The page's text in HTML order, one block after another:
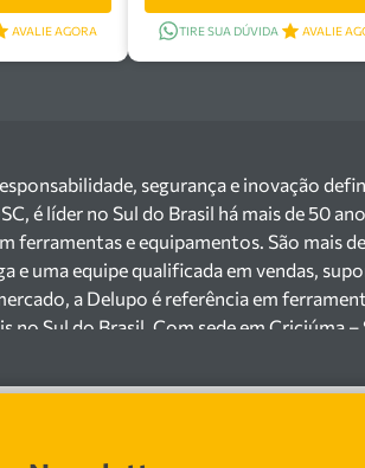
AVALIE AGORA TIRE SUA DÚVIDA AVALIE
segurança e inovação
é líder no Sul do Brasil há mais de 50
ferramentas e equipamentos. São mais
e uma equipe qualificada em vendas,
a Delupo é referência em
no Sul do Brasil. Com sede em Criciúma –
200 fornecedores parceiros e um